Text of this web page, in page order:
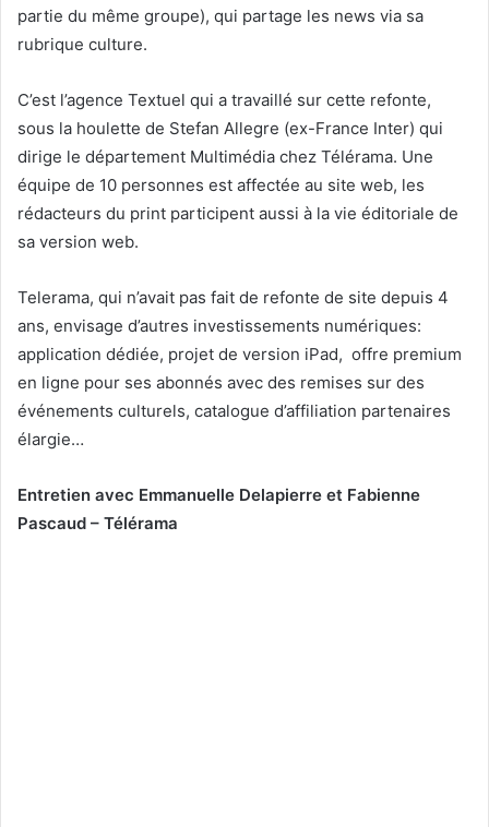
partie du même groupe), qui partage les news via sa
rubrique culture.
C’est l’agence Textuel qui a travaillé sur cette refonte,
sous la houlette de Stefan Allegre (ex-France Inter) qui
dirige le département Multimédia chez Télérama. Une
équipe de 10 personnes est affectée au site web, les
rédacteurs du print participent aussi à la vie éditoriale de
sa version web.
Telerama, qui n’avait pas fait de refonte de site depuis 4
ans, envisage d’autres investissements numériques:
application dédiée, projet de version iPad, offre premium
en ligne pour ses abonnés avec des remises sur des
événements culturels, catalogue d’affiliation partenaires
élargie…
Entretien avec Emmanuelle Delapierre et Fabienne
Pascaud – Télérama